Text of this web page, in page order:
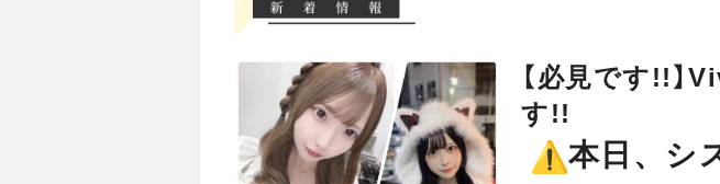
【必見です!!
す!!
本日、 シ